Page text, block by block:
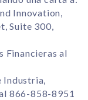
Innovation,
Suite 300,
Financieras al
Industria,
866-858-8951